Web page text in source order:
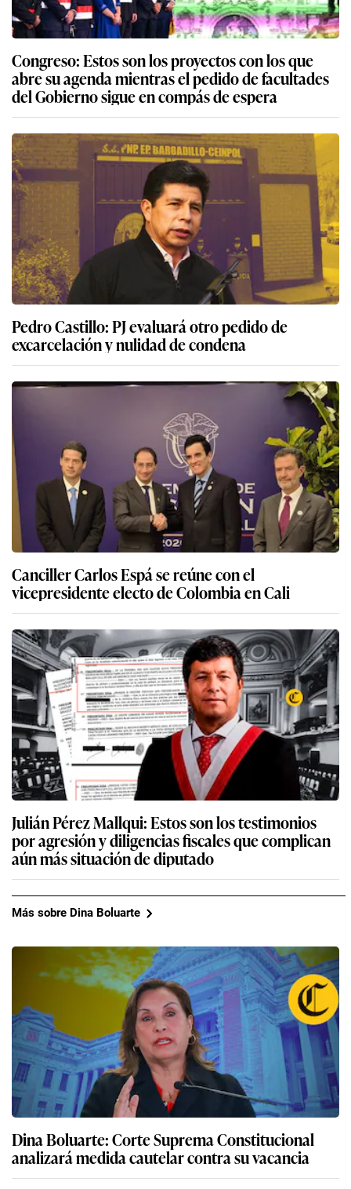
Congreso: Estos son los proyectos con los que
abre su agenda mientras el pedido de facultades
del Gobierno sigue en compás de espera
Pedro Castillo: PJ evaluará otro pedido de
excarcelación y nulidad de condena
Canciller Carlos Espá se reúne con el
vicepresidente electo de Colombia en Cali
Julián Pérez Mallqui: Estos son los testimonios
por agresión y diligencias fiscales que complican
aún más situación de diputado
Más sobre Dina Boluarte
Dina Boluarte: Corte Suprema Constitucional
analizará medida cautelar contra su vacancia